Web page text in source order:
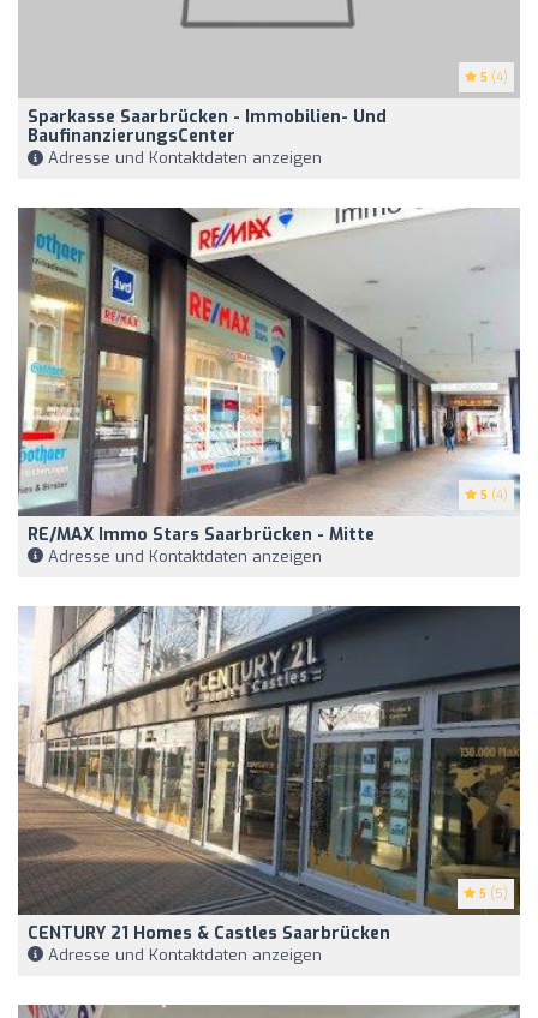
5 (4)
Sparkasse Saarbrücken - Immobilien- Und
BaufinanzierungsCenter
Adresse und Kontaktdaten anzeigen
5 (4)
RE/MAX Immo Stars Saarbrücken - Mitte
Adresse und Kontaktdaten anzeigen
5 (5)
CENTURY 21 Homes & Castles Saarbrücken
Adresse und Kontaktdaten anzeigen